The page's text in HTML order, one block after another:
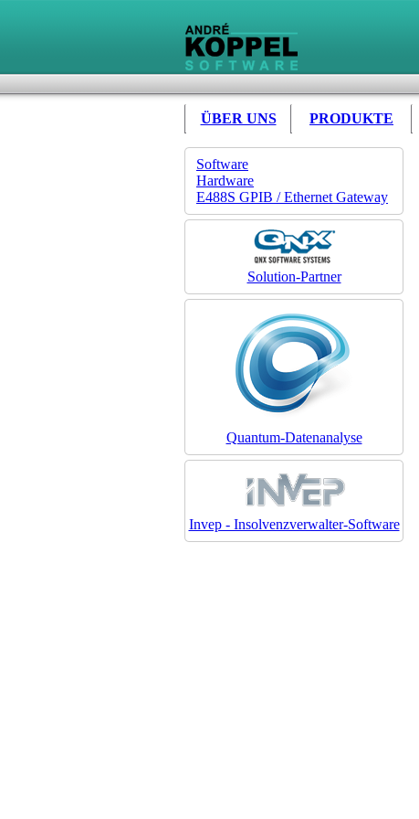
ÜBER UNS PRODUKTE
Software
Hardware
E488S GPIB / Ethernet Gateway
Solution-Partner
Quantum-Datenanalyse
Invep - Insolvenzverwalter-Software